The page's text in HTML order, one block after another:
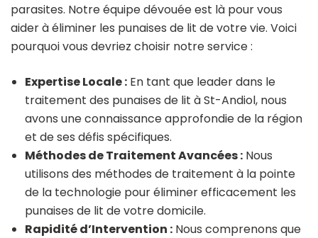
parasites. Notre équipe dévouée est là pour vous
aider à éliminer les punaises de lit de votre vie. Voici
pourquoi vous devriez choisir notre service :
Expertise Locale : En tant que leader dans le
traitement des punaises de lit à St-Andiol, nous
avons une connaissance approfondie de la région
et de ses défis spécifiques.
Méthodes de Traitement Avancées : Nous
utilisons des méthodes de traitement à la pointe
de la technologie pour éliminer efficacement les
punaises de lit de votre domicile.
Rapidité d’Intervention : Nous comprenons que